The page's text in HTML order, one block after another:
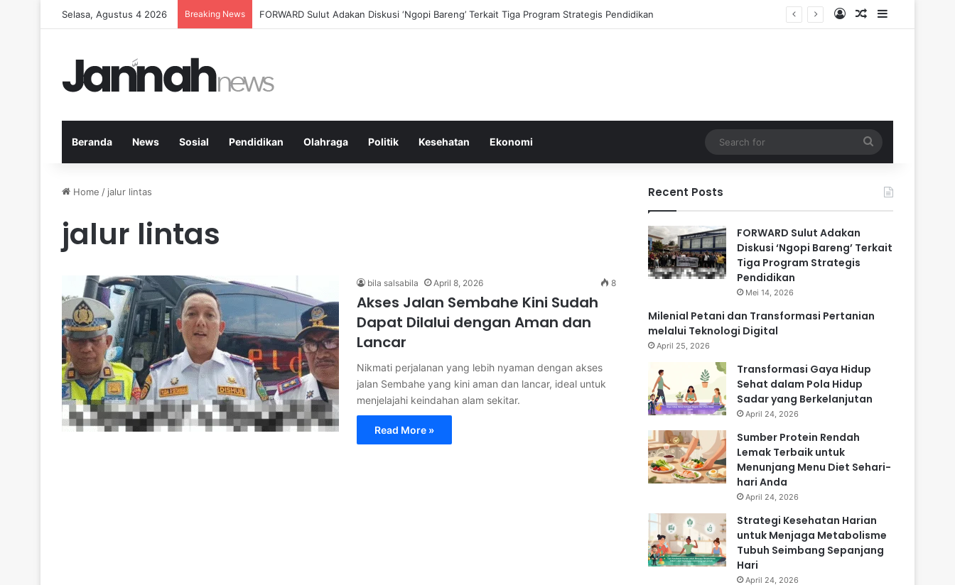
Selasa, Agustus 4 2026 Breaking News Milenial Petani dan Transformasi Pertanian melalui Teknologi Digital Log InRandom Article
Sidebar
Beranda News Sosial Pendidikan Olahraga Politik Kesehatan Ekonomi
for
Home / jalur lintas
jalur lintas
bila salsabila April 8, 2026 8
Akses Jalan Sembahe Kini Sudah
Dapat Dilalui dengan Aman dan
Lancar
Nikmati perjalanan yang lebih nyaman dengan akses
jalan Sembahe yang kini aman dan lancar, ideal untuk
menjelajahi keindahan alam sekitar.
Read More »
Recent Posts
FORWARD Sulut Adakan
Diskusi ‘Ngopi Bareng’ Terkait
Tiga Program Strategis
Pendidikan
Mei 14, 2026
Milenial Petani dan Transformasi Pertanian
melalui Teknologi Digital
April 25, 2026
Transformasi Gaya Hidup
Sehat dalam Pola Hidup
Sadar yang Berkelanjutan
April 24, 2026
Sumber Protein Rendah
Lemak Terbaik untuk
Menunjang Menu Diet Sehari-
hari Anda
April 24, 2026
Strategi Kesehatan Harian
untuk Menjaga Metabolisme
Tubuh Seimbang Sepanjang
Hari
April 24, 2026